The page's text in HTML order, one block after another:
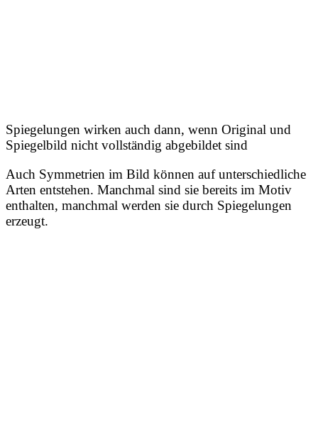
Spiegelungen wirken auch dann, wenn Original und
Spiegelbild nicht vollständig abgebildet sind
Auch Symmetrien im Bild können auf unterschiedliche
Arten entstehen. Manchmal sind sie bereits im Motiv
enthalten, manchmal werden sie durch Spiegelungen
erzeugt.